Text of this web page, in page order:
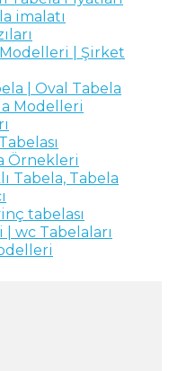
imalatı
Modelleri | Şirket
| Oval Tabela
Modelleri
Örnekleri
Tabela, Tabela
tabelası
wc Tabelaları